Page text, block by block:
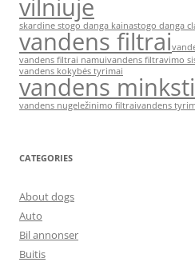
vilniuje
skardine stogo danga kainastogo danga
vandens filtrai
vandens filtrai namuivandens filtravimo
vandens kokybės tyrimai
vandens
vandens nugeležinimo filtraivandens
CATEGORIES
About dogs
Auto
Bil annonser
Buitis